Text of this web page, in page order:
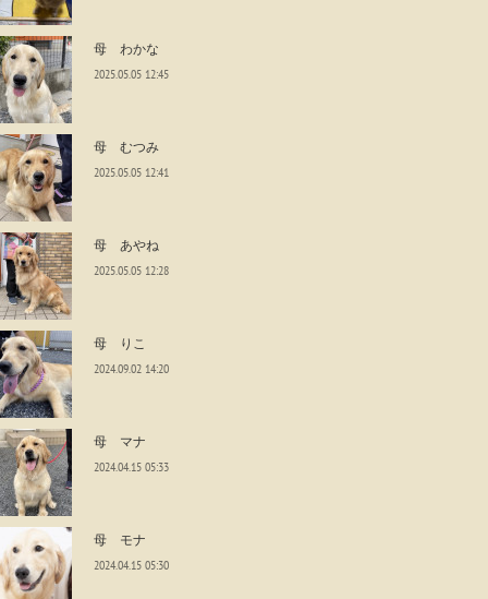
母 わかな
2025.05.05 12:45
母 むつみ
2025.05.05 12:41
母 あやね
2025.05.05 12:28
母 りこ
2024.09.02 14:20
母 マナ
2024.04.15 05:33
母 モナ
2024.04.15 05:30